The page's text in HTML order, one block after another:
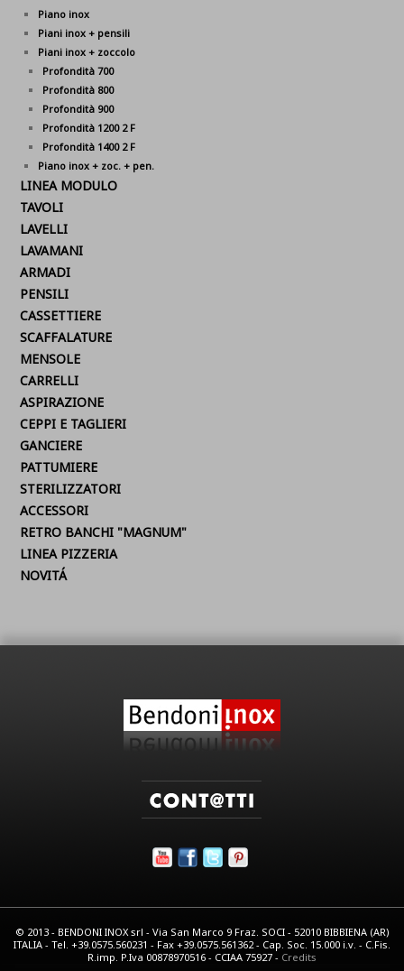
Piano inox
Piani inox + pensili
Piani inox + zoccolo
Profondità 700
Profondità 800
Profondità 900
Profondità 1200 2 F
Profondità 1400 2 F
Piano inox + zoc. + pen.
LINEA MODULO
TAVOLI
LAVELLI
LAVAMANI
ARMADI
PENSILI
CASSETTIERE
SCAFFALATURE
MENSOLE
CARRELLI
ASPIRAZIONE
CEPPI E TAGLIERI
GANCIERE
PATTUMIERE
STERILIZZATORI
ACCESSORI
RETRO BANCHI "MAGNUM"
LINEA PIZZERIA
NOVITÁ
© 2013 - BENDONI INOX srl - Via San Marco 9 Fraz. SOCI - 52010 BIBBIENA (AR)
ITALIA - Tel. +39.0575.560231 - Fax +39.0575.561362 - Cap. Soc. 15.000 i.v. - C.Fis.
R.imp. P.Iva 00878970516 - CCIAA 75927 - Credits